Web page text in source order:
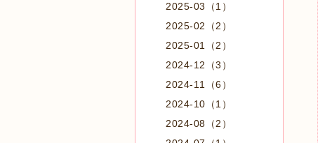
2025-03（1）
2025-02（2）
2025-01（2）
2024-12（3）
2024-11（6）
2024-10（1）
2024-08（2）